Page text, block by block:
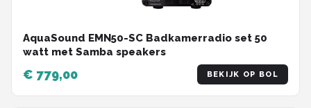
AquaSound EMN50-SC Badkamerradio set 50
watt met Samba speakers
€ 779,00 BEKIJK OP BOL